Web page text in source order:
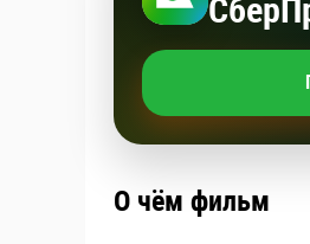
О чём фильм